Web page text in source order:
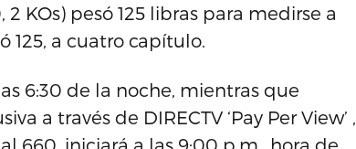
KOs) pesó 125 libras para medirse a
125, a cuatro capítulo.
6:30 de la noche, mientras que
a través de DIRECTV ‘Pay Per View’ ,
660, iniciará a las 9:00 p.m., hora de